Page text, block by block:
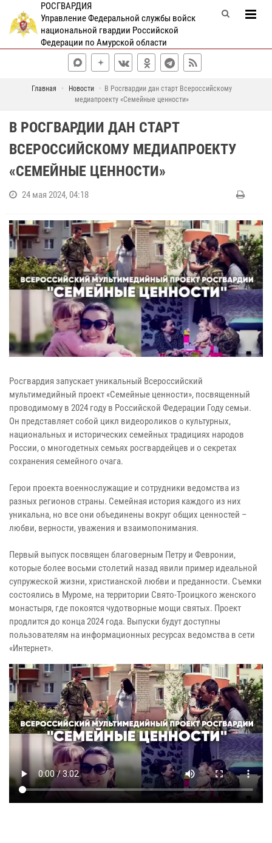
РОСГВАРДИЯ
Управление Федеральной службы войск
национальной гвардии Российской
Федерации по Амурской области
Главная Новости
В Росгвардии дан старт Всероссийскому
медиапроекту «Семейные ценности»
В РОСГВАРДИИ ДАН СТАРТ
ВСЕРОССИЙСКОМУ МЕДИАПРОЕКТУ
«СЕМЕЙНЫЕ ЦЕННОСТИ»
24 мая 2024, 04:18
Росгвардия запускает уникальный Всероссийский
мультимедийный проект «Семейные ценности», посвященный
проводимому в 2024 году в Российской Федерации Году семьи.
Он представляет собой цикл видеороликов о культурных,
национальных и исторических семейных традициях народов
России, о многодетных семьях росгвардейцев и о секретах
сохранения семейного очага.
Герои проекта военнослужащие и сотрудники ведомства из
разных регионов страны. Семейная история каждого из них
уникальна, но все они объединены вокруг общих ценностей –
любви, верности, уважения и взаимопонимания.
Первый выпуск посвящен благоверным Петру и Февронии,
которые более восьми столетий назад явили пример идеальной
супружеской жизни, христианской любви и преданности. Съемки
состоялись в Муроме, на территории Свято-Троицкого женского
монастыря, где покоятся чудотворные мощи святых. Проект
продлится до конца 2024 года. Выпуски будут доступны
пользователям на информационных ресурсах ведомства в сети
«Интернет».